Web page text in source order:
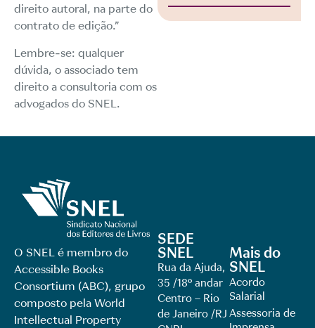
direito autoral, na parte do
contrato de edição.”
Lembre-se: qualquer
dúvida, o associado tem
direito a consultoria com os
advogados do SNEL.
O SNEL é membro do
Accessible Books
Consortium (ABC), grupo
composto pela World
Intellectual Property
SEDE
SNEL
Rua da Ajuda,
35 /18º andar
Centro – Rio
de Janeiro /RJ
Mais do
SNEL
Acordo
Salarial
Assessoria de